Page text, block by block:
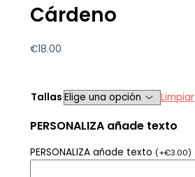
Cárdeno
€18.00
Tallas Limpiar
PERSONALIZA añade texto
PERSONALIZA añade texto (+€3.00)